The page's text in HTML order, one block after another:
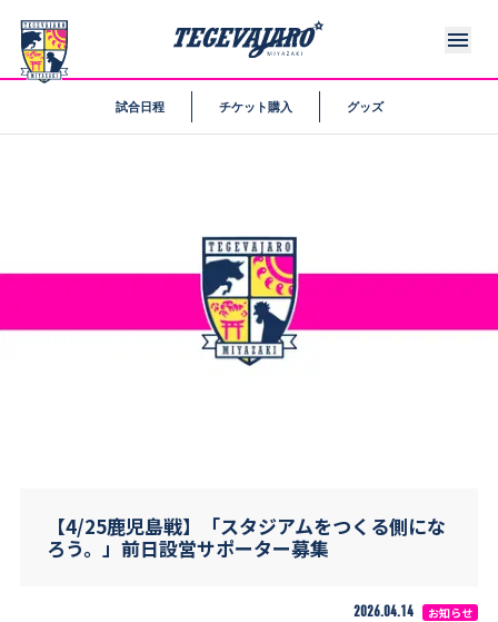
試合日程 チケット購入 グッズ
【4/25鹿児島戦】「スタジアムをつくる側にな
ろう。」前日設営サポーター募集
2026.04.14 お知らせ